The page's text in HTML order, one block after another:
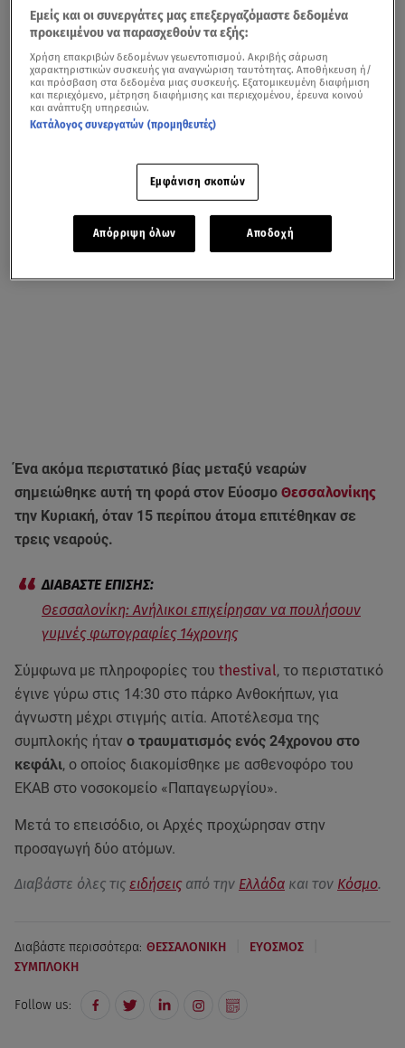
Ένα ακόμα περιστατικό βίας μεταξύ νεαρών
σημειώθηκε αυτή τη φορά στον Εύοσμο Θεσσαλονίκης
την Κυριακή, όταν 15 περίπου άτομα επιτέθηκαν σε
τρεις νεαρούς.
Θεσσαλονίκη: Ανήλικοι επιχείρησαν να πουλήσουν
γυμνές φωτογραφίες 14χρονης
Σύμφωνα με πληροφορίες του thestival, το περιστατικό
έγινε γύρω στις 14:30 στο πάρκο Ανθοκήπων, για
άγνωστη μέχρι στιγμής αιτία. Αποτέλεσμα της
συμπλοκής ήταν ο τραυματισμός ενός 24χρονου στο
κεφάλι, ο οποίος διακομίσθηκε με ασθενοφόρο του
ΕΚΑΒ στο νοσοκομείο «Παπαγεωργίου».
Μετά το επεισόδιο, οι Αρχές προχώρησαν στην
προσαγωγή δύο ατόμων.
Διαβάστε όλες τις ειδήσεις από την Ελλάδα και τον Κόσμο.
Διαβάστε περισσότερα: ΘΕΣΣΑΛΟΝΙΚΗ ΕΥΟΣΜΟΣ
ΣΥΜΠΛΟΚΗ
Follow us:
Εμείς και οι συνεργάτες μας επεξεργαζόμαστε δεδομένα
προκειμένου να παρασχεθούν τα εξής:
Χρήση επακριβών δεδομένων γεωεντοπισμού. Ακριβής σάρωση
χαρακτηριστικών συσκευής για αναγνώριση ταυτότητας. Αποθήκευση ή/
και πρόσβαση στα δεδομένα μιας συσκευής. Εξατομικευμένη διαφήμιση
και περιεχόμενο, μέτρηση διαφήμισης και περιεχομένου, έρευνα κοινού
και ανάπτυξη υπηρεσιών.
Κατάλογος συνεργατών (προμηθευτές)
Εμφάνιση σκοπών
Απόρριψη όλων Αποδοχή